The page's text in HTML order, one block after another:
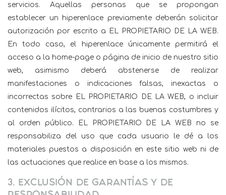
servicios. Aquellas personas que se propongan
establecer un hiperenlace previamente deberán solicitar
autorización por escrito a EL PROPIETARIO DE LA WEB.
En todo caso, el hiperenlace únicamente permitirá el
acceso a la home-page o página de inicio de nuestro sitio
web, asimismo deberá abstenerse de realizar
manifestaciones o indicaciones falsas, inexactas o
incorrectas sobre EL PROPIETARIO DE LA WEB, o incluir
contenidos ilícitos, contrarios a las buenas costumbres y
al orden público. EL PROPIETARIO DE LA WEB no se
responsabiliza del uso que cada usuario le dé a los
materiales puestos a disposición en este sitio web ni de
las actuaciones que realice en base a los mismos.
3. EXCLUSIÓN DE GARANTÍAS Y DE